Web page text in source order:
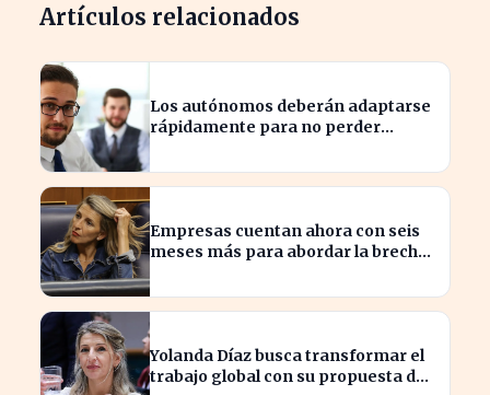
Artículos relacionados
Los autónomos deberán adaptarse
rápidamente para no perder
Empresas cuentan ahora con seis
meses más para abordar la brecha
confidencialidad
Yolanda Díaz busca transformar el
trabajo global con su propuesta de